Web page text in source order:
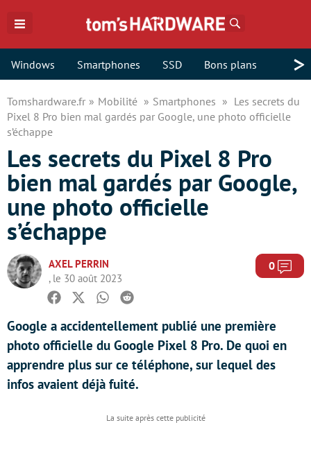
Windows Smartphones SSD Bons plans >
Tomshardware.fr Mobilité Smartphones
Les secrets du
Pixel 8 Pro bien mal gardés par Google, une photo officielle
s’échappe
Les secrets du Pixel 8 Pro
bien mal gardés par Google,
une photo officielle
s’échappe
AXEL PERRIN
, le 30 août 2023
0
Facebook
TwitterWhatsapp
Reddit
Google a accidentellement publié une première
photo officielle du Google Pixel 8 Pro. De quoi en
apprendre plus sur ce téléphone, sur lequel des
infos avaient déjà fuité.